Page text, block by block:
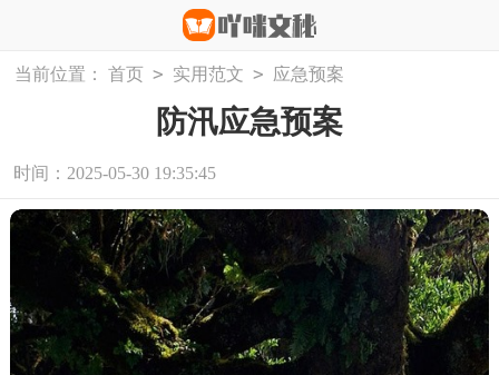
当前位置： 首页 > 实用范文 > 应急预案
防汛应急预案
时间：2025-05-30 19:35:45